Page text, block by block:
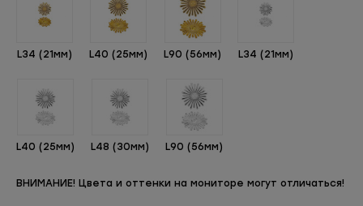
L34 (21мм) L40 (25мм) L90 (56мм) L34 (21мм)
L40 (25мм) L48 (30мм) L90 (56мм)
ВНИМАНИЕ! Цвета и оттенки на мониторе могут отличаться!